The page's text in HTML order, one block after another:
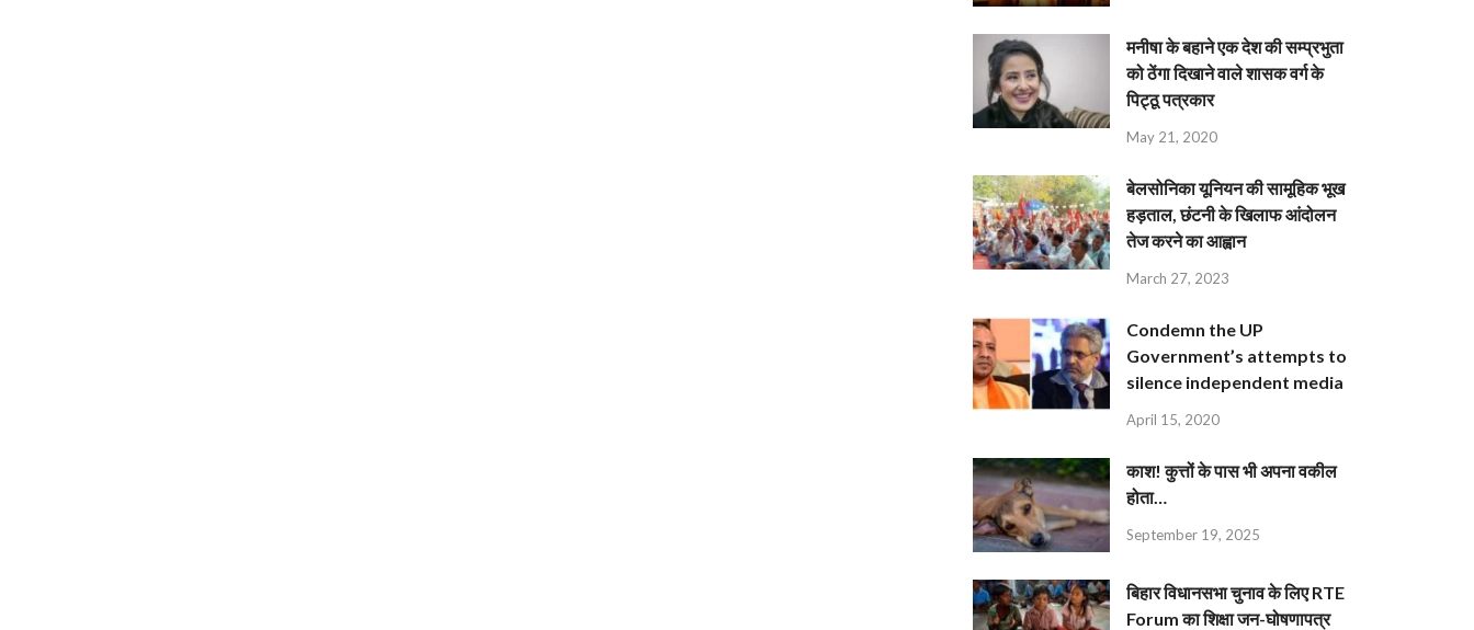
मनीषा के बहाने एक देश की सम्प्रभुता
को ठेंगा दिखाने वाले शासक वर्ग के
पिट्ठू पत्रकार
May 21, 2020
बेलसोनिका यूनियन की सामूहिक भूख
हड़ताल, छंटनी के खिलाफ आंदोलन
तेज करने का आह्वान
March 27, 2023
Condemn the UP
Government’s attempts to
silence independent media
April 15, 2020
काश! कुत्तों के पास भी अपना वकील
होता…
September 19, 2025
बिहार विधानसभा चुनाव के लिए RTE
Forum का शिक्षा जन-घोषणापत्र